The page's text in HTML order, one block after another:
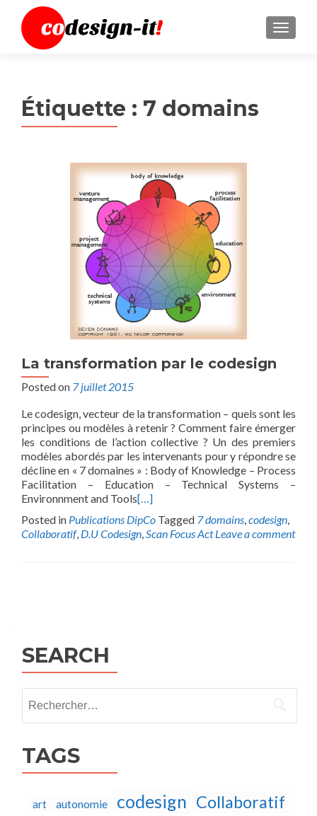
MENU
Étiquette : 7 domains
La transformation par le codesign
Posted on 7 juillet 2015
Le codesign, vecteur de la transformation – quels sont les
principes ou modèles à retenir ? Comment faire émerger
les conditions de l’action collective ? Un des premiers
modèles abordés par les intervenants pour y répondre se
décline en « 7 domaines » : Body of Knowledge – Process
Facilitation – Education – Technical Systems –
Environnment and Tools[…]
Posted in Publications DipCo Tagged 7 domains,codesign,
Collaboratif, D.U Codesign,Scan Focus Act Leave a comment
SEARCH
TAGS
art autonomie codesign Collaboratif